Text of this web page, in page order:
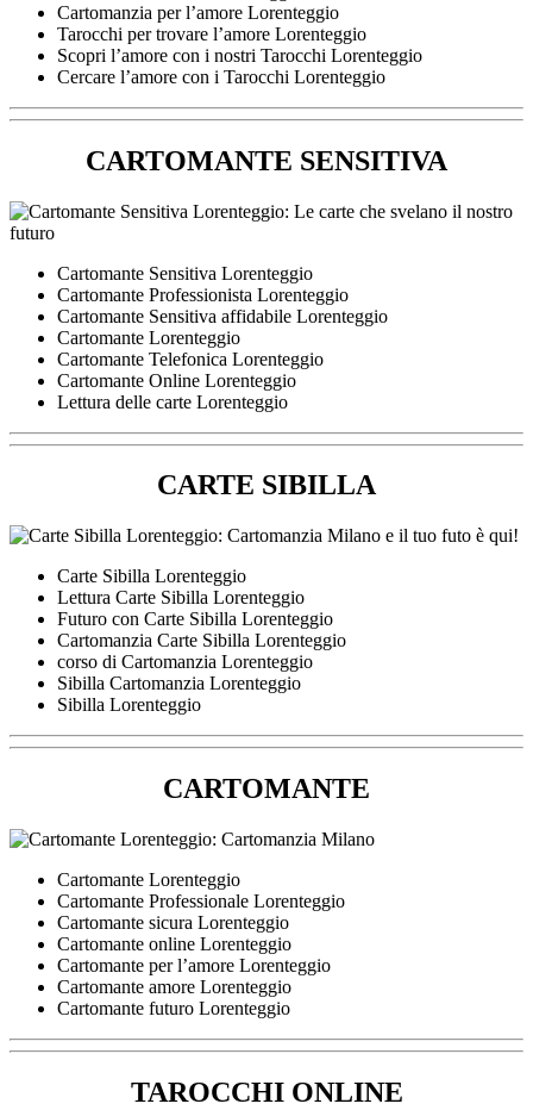
Cartomanzia per l’amore Lorenteggio
Tarocchi per trovare l’amore Lorenteggio
Scopri l’amore con i nostri Tarocchi Lorenteggio
Cercare l’amore con i Tarocchi Lorenteggio
CARTOMANTE SENSITIVA
Cartomante Sensitiva Lorenteggio
Cartomante Professionista Lorenteggio
Cartomante Sensitiva affidabile Lorenteggio
Cartomante Lorenteggio
Cartomante Telefonica Lorenteggio
Cartomante Online Lorenteggio
Lettura delle carte Lorenteggio
CARTE SIBILLA
Carte Sibilla Lorenteggio
Lettura Carte Sibilla Lorenteggio
Futuro con Carte Sibilla Lorenteggio
Cartomanzia Carte Sibilla Lorenteggio
corso di Cartomanzia Lorenteggio
Sibilla Cartomanzia Lorenteggio
Sibilla Lorenteggio
CARTOMANTE
Cartomante Lorenteggio
Cartomante Professionale Lorenteggio
Cartomante sicura Lorenteggio
Cartomante online Lorenteggio
Cartomante per l’amore Lorenteggio
Cartomante amore Lorenteggio
Cartomante futuro Lorenteggio
TAROCCHI ONLINE